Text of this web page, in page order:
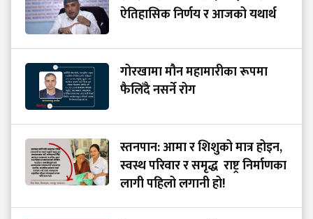
ऐतिहासिक निर्णय र आजको यथार्थ
गोरखामा मौन महामारीका रूपमा
फैलिँदै नसर्ने रोग
स्तनपान: आमा र शिशुको मात्र होइन,
स्वस्थ परिवार र समृद्ध राष्ट्र निर्माणका
लागी पहिलो लगानी हो!